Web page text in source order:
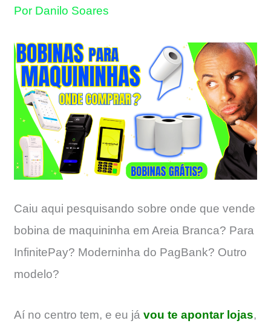
Por Danilo Soares
Caiu aqui pesquisando sobre onde que vende
bobina de maquininha em Areia Branca? Para
InfinitePay? Moderninha do PagBank? Outro
modelo?
Aí no centro tem, e eu já vou te apontar lojas,